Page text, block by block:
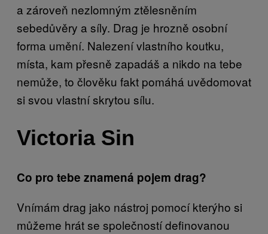
a zároveň nezlomným ztělesněním
sebedůvěry a síly. Drag je hrozně osobní
forma umění. Nalezení vlastního koutku,
místa, kam přesně zapadáš a nikdo na tebe
nemůže, to člověku fakt pomáhá uvědomovat
si svou vlastní skrytou sílu.
Victoria Sin
Co pro tebe znamená pojem drag?
Vnímám drag jako nástroj pomocí kterýho si
můžeme hrát se společností definovanou